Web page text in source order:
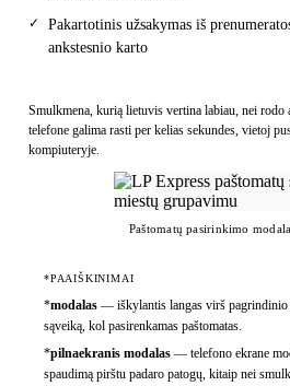
✓
Pakartotinis užsakymas iš
ankstesnio karto
Smulkmena, kurią lietuvis vertina labiau, nei rodo
telefone galima rasti per kelias sekundes, vietoj
kompiuteryje.
Paštomatų pasirinkimo
*PAAIŠKINIMAI
*modalas— iškylantis langas virš
sąveiką, kol pasirenkamas paštomatas.
*pilnaekranis modalas— telefono ekrane
spaudimą pirštu padaro patogų, kitaip nei